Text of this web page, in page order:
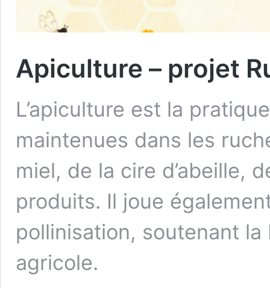
Apiculture – projet
L’apiculture est la
maintenues dans les
miel, de la cire d’abeille,
produits. Il joue
pollinisation, soutenant
agricole.